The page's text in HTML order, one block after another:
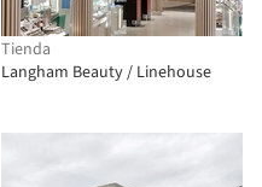
Tienda
Langham Beauty / Linehouse